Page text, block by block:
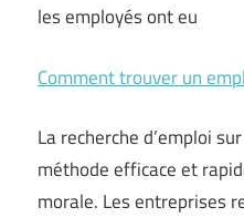
les employés ont eu
Comment trouver un
La recherche d’emploi
méthode efficace et
morale. Les entreprises